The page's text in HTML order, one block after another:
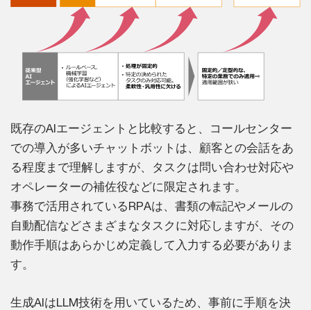
既存のAIエージェントと比較すると、コールセンター
での導入が多いチャットボットは、顧客との会話をあ
る程度まで理解しますが、タスクは問い合わせ対応や
オペレーターの補佐役などに限定されます。
事務で活用されているRPAは、書類の転記やメールの
自動配信などさまざまなタスクに対応しますが、その
動作手順はあらかじめ定義して入力する必要がありま
す。
生成AIはLLM技術を用いているため、事前に手順を決